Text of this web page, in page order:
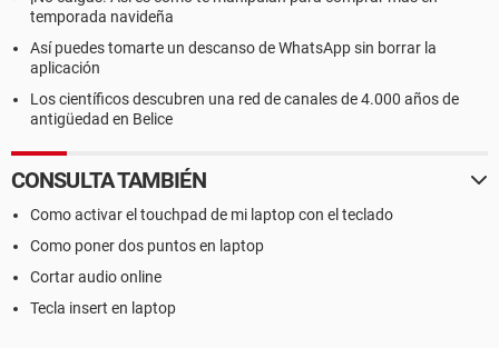
temporada navideña
Así puedes tomarte un descanso de WhatsApp sin borrar la
aplicación
Los científicos descubren una red de canales de 4.000 años de
antigüedad en Belice
CONSULTA TAMBIÉN
Como activar el touchpad de mi laptop con el teclado
Como poner dos puntos en laptop
Cortar audio online
Tecla insert en laptop